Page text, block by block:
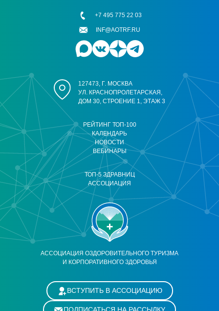
АССОЦИАЦИЯ ОЗДОРОВИТЕЛЬНОГО ТУРИЗМА
И КОРПОРАТИВНОГО ЗДОРОВЬЯ
РЕЙТИНГ ТОП-100
КАЛЕНДАРЬ
НОВОСТИ
ВЕБИНАРЫ
ТОП-5 ЗДРАВНИЦ
АССОЦИАЦИЯ
127473, Г. МОСКВА
УЛ. КРАСНОПРОЛЕТАРСКАЯ,
ДОМ 30, СТРОЕНИЕ 1, ЭТАЖ 3
+7 495 775 22 03
INF@AOTRF.RU
ВСТУПИТЬ В АССОЦИАЦИЮ